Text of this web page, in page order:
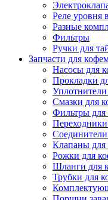
Реле уровня
Разные
Фильтры
Ручки для
Запчасти для
Насосы для
Прокладки
Смазки для
Фильтры
Клапаны
Рожки для
Шланги для
Трубки для